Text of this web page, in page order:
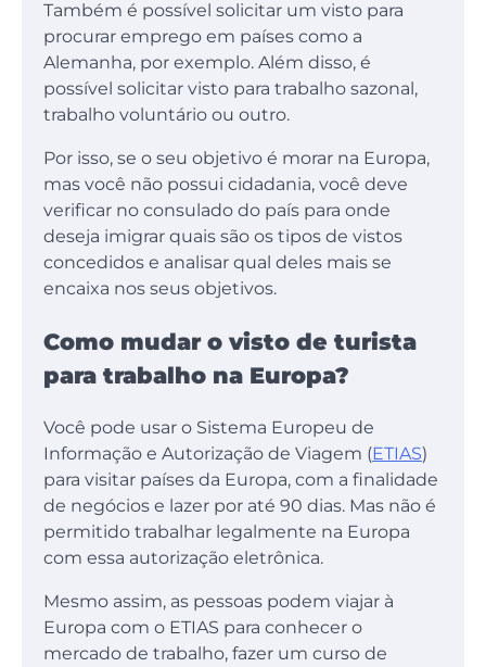
Também é possível solicitar um visto para
procurar emprego em países como a
Alemanha, por exemplo. Além disso, é
possível solicitar visto para trabalho sazonal,
trabalho voluntário ou outro.
Por isso, se o seu objetivo é morar na Europa,
mas você não possui cidadania, você deve
verificar no consulado do país para onde
deseja imigrar quais são os tipos de vistos
concedidos e analisar qual deles mais se
encaixa nos seus objetivos.
Como mudar o visto de turista
para trabalho na Europa?
Você pode usar o Sistema Europeu de
Informação e Autorização de Viagem (ETIAS)
para visitar países da Europa, com a finalidade
de negócios e lazer por até 90 dias. Mas não é
permitido trabalhar legalmente na Europa
com essa autorização eletrônica.
Mesmo assim, as pessoas podem viajar à
Europa com o ETIAS para conhecer o
mercado de trabalho, fazer um curso de